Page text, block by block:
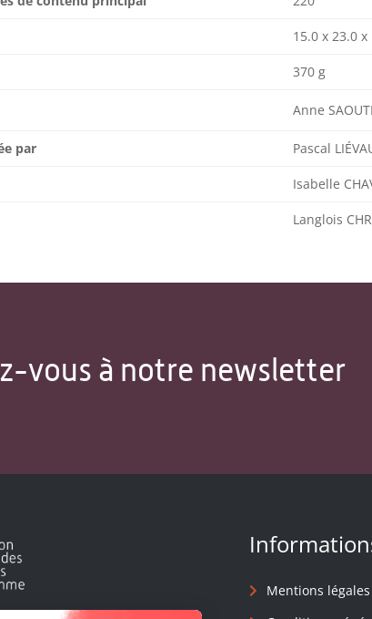
15.0 x 23.0 x
370 g
Anne
par Pascal
Isabelle
Langlois
vous à notre newsletter
Mentions légales